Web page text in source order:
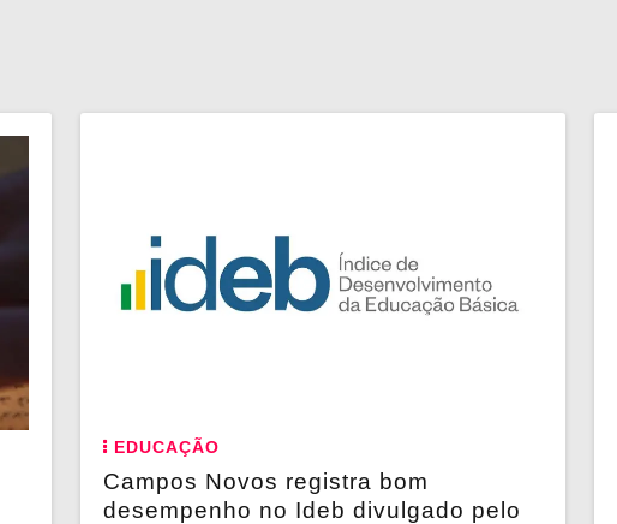
EDUCAÇÃO
Campos Novos registra bom
desempenho no Ideb divulgado pelo